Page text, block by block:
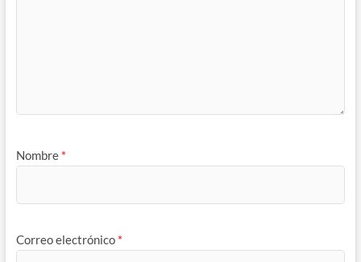
Nombre *
Correo electrónico *